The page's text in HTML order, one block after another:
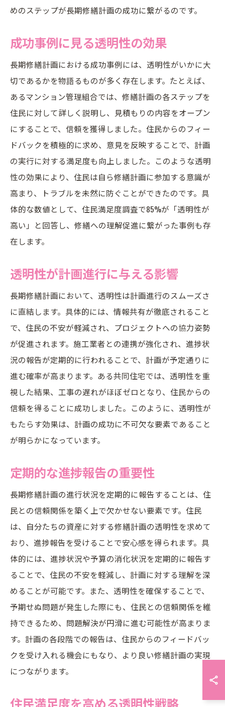
めのステップが長期修繕計画の成功に繋がるのです。
成功事例に見る透明性の効果
長期修繕計画における成功事例には、透明性がいかに大
切であるかを物語るものが多く存在します。たとえば、
あるマンション管理組合では、修繕計画の各ステップを
住民に対して詳しく説明し、見積もりの内容をオープン
にすることで、信頼を獲得しました。住民からのフィー
ドバックを積極的に求め、意見を反映することで、計画
の実行に対する満足度も向上しました。このような透明
性の効果により、住民は自ら修繕計画に参加する意識が
高まり、トラブルを未然に防ぐことができたのです。具
体的な数値として、住民満足度調査で85%が「透明性が
高い」と回答し、修繕への理解促進に繋がった事例も存
在します。
透明性が計画進行に与える影響
長期修繕計画において、透明性は計画進行のスムーズさ
に直結します。具体的には、情報共有が徹底されること
で、住民の不安が軽減され、プロジェクトへの協力姿勢
が促進されます。施工業者との連携が強化され、進捗状
況の報告が定期的に行われることで、計画が予定通りに
進む確率が高まります。ある共同住宅では、透明性を重
視した結果、工事の遅れがほぼゼロとなり、住民からの
信頼を得ることに成功しました。このように、透明性が
もたらす効果は、計画の成功に不可欠な要素であること
が明らかになっています。
定期的な進捗報告の重要性
長期修繕計画の進行状況を定期的に報告することは、住
民との信頼関係を築く上で欠かせない要素です。住民
は、自分たちの資産に対する修繕計画の透明性を求めて
おり、進捗報告を受けることで安心感を得られます。具
体的には、進捗状況や予算の消化状況を定期的に報告す
ることで、住民の不安を軽減し、計画に対する理解を深
めることが可能です。また、透明性を確保することで、
予期せぬ問題が発生した際にも、住民との信頼関係を維
持できるため、問題解決が円滑に進む可能性が高まりま
す。計画の各段階での報告は、住民からのフィードバッ
クを受け入れる機会にもなり、より良い修繕計画の実現
につながります。
住民満足度を高める透明性戦略